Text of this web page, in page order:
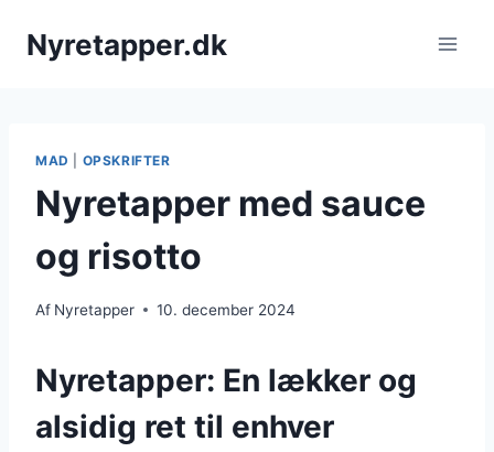
Nyretapper.dk
MAD OPSKRIFTER
Nyretapper med sauce
og risotto
Af Nyretapper 10. december 2024
Nyretapper: En lækker og
alsidig ret til enhver